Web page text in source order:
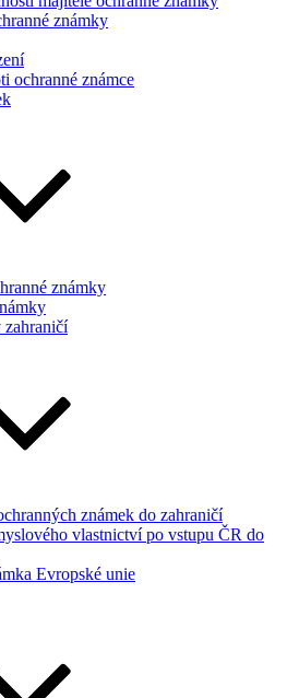
známky
ochranné známce
známky
zahraničí
známek do zahraničí
vlastnictví po vstupu ČR do
Evropské unie